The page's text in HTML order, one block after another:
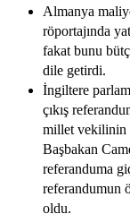
Almanya
röportajında
fakat bunu
dile getirdi.
İngiltere
çıkış
millet vekilinin
Başbakan
referanduma
referandumun
oldu.